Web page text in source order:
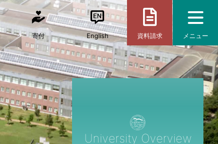
寄付 English 資料請求 メニュー
University Overview